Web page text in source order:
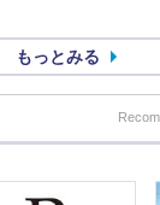
もっとみる